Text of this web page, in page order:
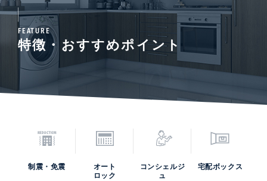
FEATURE
特徴・おすすめポイント
制震・免震
オート
ロック
コンシェルジ
ュ
宅配ボックス